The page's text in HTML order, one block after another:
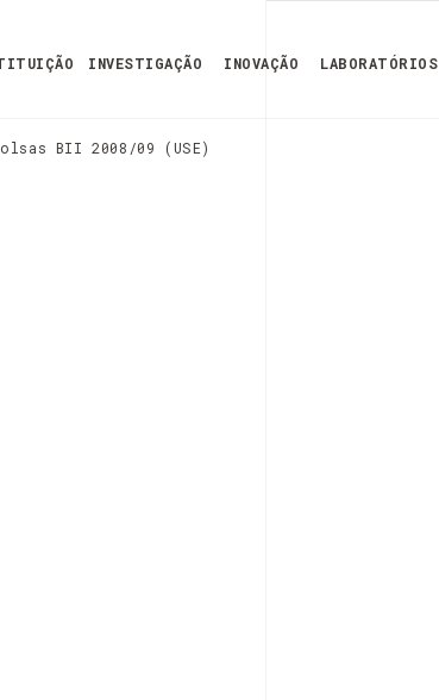
INVESTIGAÇÃO INOVAÇÃO LABORATÓRIOS
BII 2008/09 (USE)